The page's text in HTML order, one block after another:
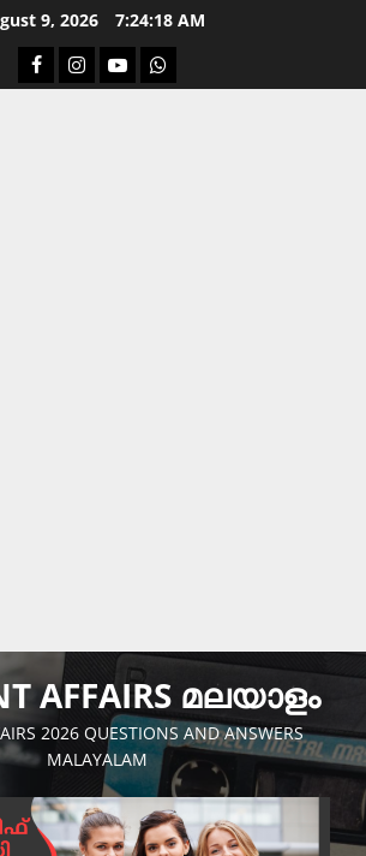
9, 2026 7:24:19 AM
Facebook
Instagram
YoutubeWhatsapp
AFFAIRS മലയാളം
2026 QUESTIONS AND ANSWERS
MALAYALAM